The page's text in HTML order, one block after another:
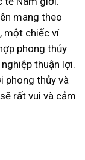
mang theo
một chiếc ví
phong thủy
thuận lợi.
phong thủy và
rất vui và cảm